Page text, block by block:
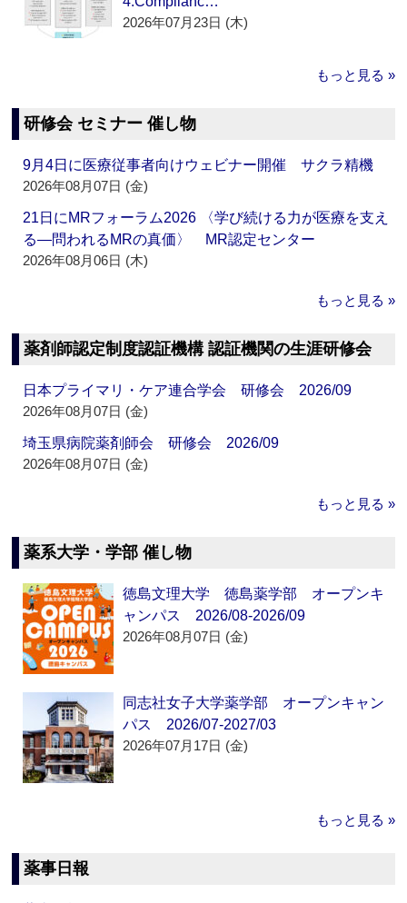
2026年07月23日 (木)
もっと見る »
研修会 セミナー 催し物
9月4日に医療従事者向けウェビナー開催 サクラ精機
2026年08月07日 (金)
21日にMRフォーラム2026 〈学び続ける力が医療を支え
る―問われるMRの真価〉 MR認定センター
2026年08月06日 (木)
もっと見る »
薬剤師認定制度認証機構 認証機関の生涯研修会
日本プライマリ・ケア連合学会 研修会 2026/09
2026年08月07日 (金)
埼玉県病院薬剤師会 研修会 2026/09
2026年08月07日 (金)
もっと見る »
薬系大学・学部 催し物
徳島文理大学 徳島薬学部 オープンキ
ャンパス 2026/08-2026/09
2026年08月07日 (金)
同志社女子大学薬学部 オープンキャン
パス 2026/07-2027/03
2026年07月17日 (金)
もっと見る »
薬事日報